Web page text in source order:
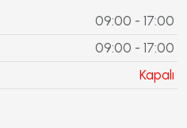
09:00 - 17:00
09:00 - 17:00
Kapalı